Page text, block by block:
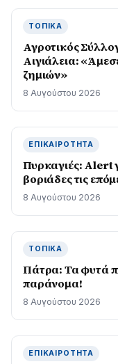
ΤΟΠΙΚΆ
Αγροτικός
Αιγιάλεια:
ζημιών»
8 Αυγούστου 2026
ΕΠΙΚΑΙΡΌΤΗΤΑ
Πυρκαγιές: Alert
βοριάδες τις
8 Αυγούστου 2026
ΤΟΠΙΚΆ
Πάτρα: Τα φυτά
παράνομα!
8 Αυγούστου 2026
ΕΠΙΚΑΙΡΌΤΗΤΑ